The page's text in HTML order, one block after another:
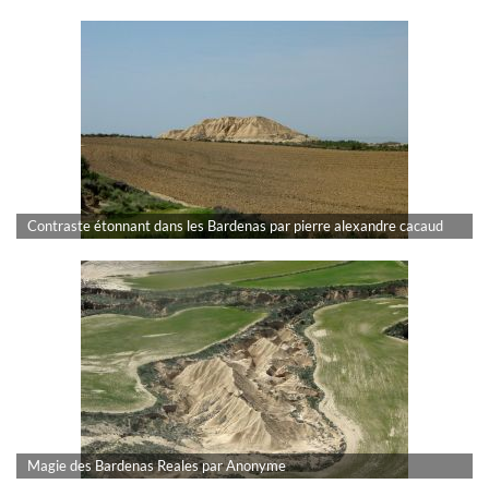
Contraste étonnant dans les Bardenas par pierre alexandre cacaud
Magie des Bardenas Reales par Anonyme